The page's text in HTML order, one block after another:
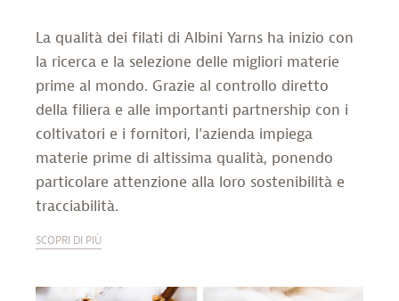
La qualità dei filati di Albini Yarns ha inizio con
la ricerca e la selezione delle migliori materie
prime al mondo. Grazie al controllo diretto
della filiera e alle importanti partnership con i
coltivatori e i fornitori, l’azienda impiega
materie prime di altissima qualità, ponendo
particolare attenzione alla loro sostenibilità e
tracciabilità.
SCOPRI DI PIÙ